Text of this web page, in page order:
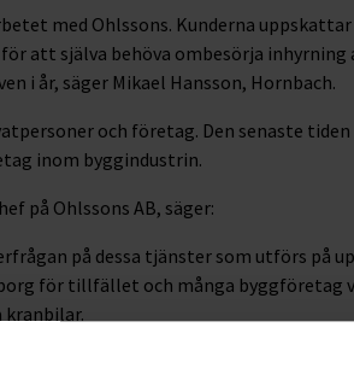
med Ohlssons. Kunderna
att själva behöva ombesörja inhyrning
i år, säger Mikael Hansson, Hornbach.
och företag. Den senaste
inom byggindustrin.
på Ohlssons AB, säger:
på dessa tjänster som utförs på
för tillfället och många byggföretag
kranbilar.